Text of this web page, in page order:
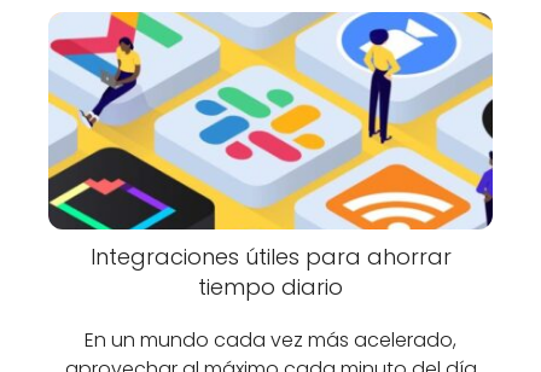
Integraciones útiles para ahorrar
tiempo diario
En un mundo cada vez más acelerado,